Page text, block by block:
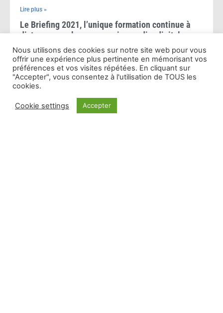
Lire plus »
Le Briefing 2021, l’unique formation continue à
distance pour les commerciaux radio+digital
Lire plus »
Le Briefing 2020, l’unique formation à distance
pour les commerciaux radio+digital
Nous utilisons des cookies sur notre site web pour vous
offrir une expérience plus pertinente en mémorisant vos
préférences et vos visites répétées. En cliquant sur
"Accepter", vous consentez à l'utilisation de TOUS les
cookies.
Cookie settings Accepter